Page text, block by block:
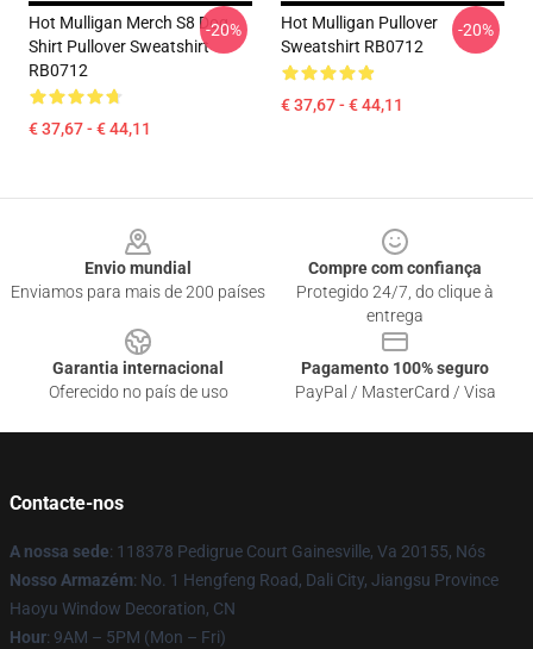
Hot Mulligan Merch S8 Dog
Shirt Pullover Sweatshirt
RB0712
€ 37,67 - € 44,11
-20%
Hot Mulligan Pullover
Sweatshirt RB0712
€ 37,67 - € 44,11
-20%
Envio mundial
Enviamos para mais de 200 países
Compre com confiança
Protegido 24/7, do clique à
entrega
Garantia internacional
Oferecido no país de uso
Pagamento 100% seguro
PayPal / MasterCard / Visa
Contacte-nos
A nossa sede: 118378 Pedigrue Court Gainesville, Va 20155, Nós
Nosso Armazém: No. 1 Hengfeng Road, Dali City, Jiangsu Province
Haoyu Window Decoration, CN
Hour: 9AM – 5PM (Mon – Fri)